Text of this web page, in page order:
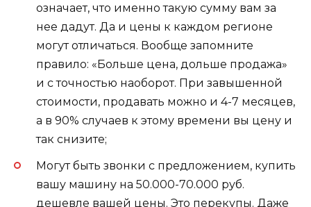
означает, что именно такую сумму вам за
нее дадут. Да и цены к каждом регионе
могут отличаться. Вообще запомните
правило: «Больше цена, дольше продажа»
и с точностью наоборот. При завышенной
стоимости, продавать можно и 4-7 месяцев,
а в 90% случаев к этому времени вы цену и
так снизите;
Могут быть звонки с предложением, купить
вашу машину на 50.000-70.000 руб.
дешевле вашей цены. Это перекупы. Даже